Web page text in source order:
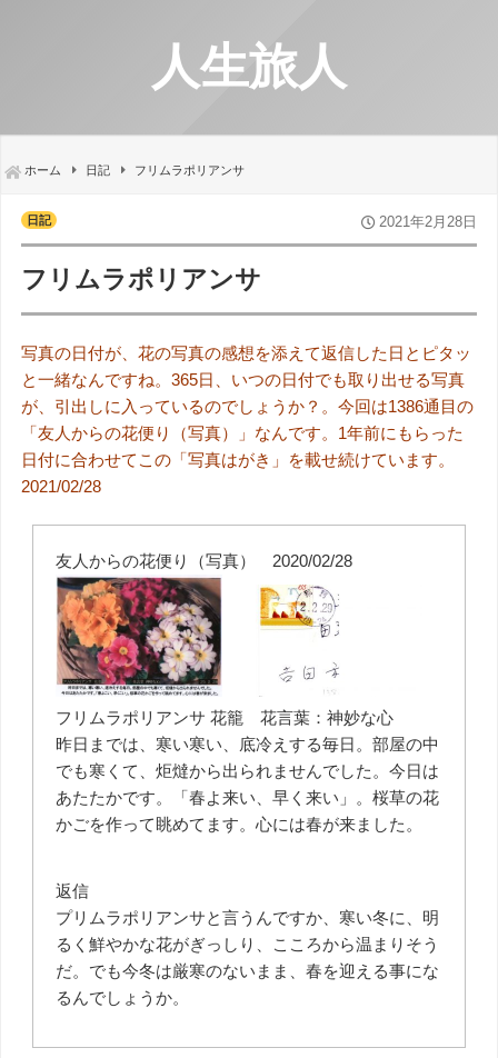
人生旅人
ホーム 日記 フリムラポリアンサ
日記 2021年2月28日
フリムラポリアンサ
写真の日付が、花の写真の感想を添えて返信した日とピタッ
と一緒なんですね。365日、いつの日付でも取り出せる写真
が、引出しに入っているのでしょうか？。今回は1386通目の
「友人からの花便り（写真）」なんです。1年前にもらった
日付に合わせてこの「写真はがき」を載せ続けています。
2021/02/28
友人からの花便り（写真） 2020/02/28
フリムラポリアンサ 花籠 花言葉：神妙な心
昨日までは、寒い寒い、底冷えする毎日。部屋の中
でも寒くて、炬燵から出られませんでした。今日は
あたたかです。「春よ来い、早く来い」。桜草の花
かごを作って眺めてます。心には春が来ました。
返信
プリムラポリアンサと言うんですか、寒い冬に、明
るく鮮やかな花がぎっしり、こころから温まりそう
だ。でも今冬は厳寒のないまま、春を迎える事にな
るんでしょうか。